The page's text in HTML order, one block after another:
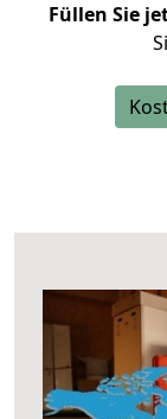
Füllen Sie